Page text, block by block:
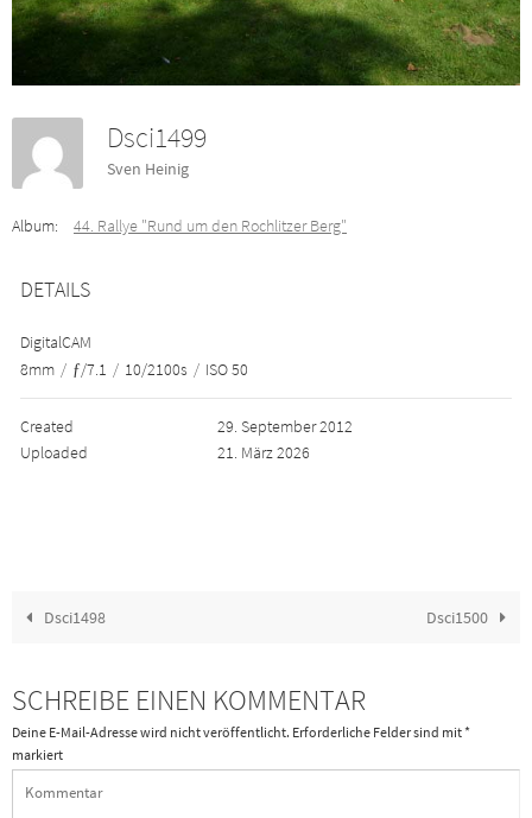
Dsci1499
Sven Heinig
Album: 44. Rallye "Rund um den Rochlitzer Berg"
DETAILS
DigitalCAM
8mm / ƒ/7.1 / 10/2100s / ISO 50
Created
29. September 2012
Uploaded
21. März 2026
Dsci1498 Dsci1500
SCHREIBE EINEN KOMMENTAR
Deine E-Mail-Adresse wird nicht veröffentlicht. Erforderliche Felder sind mit*
markiert